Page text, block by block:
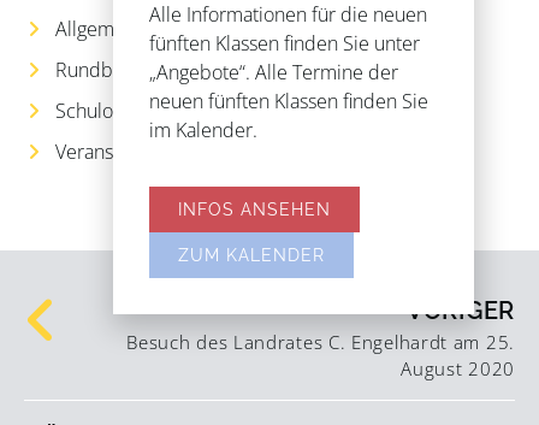
Allgemeines
Rundbrief
Schulorganisation
Veranstaltungen
VORIGER
Besuch des Landrates C. Engelhardt am 25.
August 2020
Alle Informationen für die neuen
fünften Klassen finden Sie unter
„Angebote“. Alle Termine der
neuen fünften Klassen finden Sie
im Kalender.
INFOS ANSEHEN
ZUM KALENDER